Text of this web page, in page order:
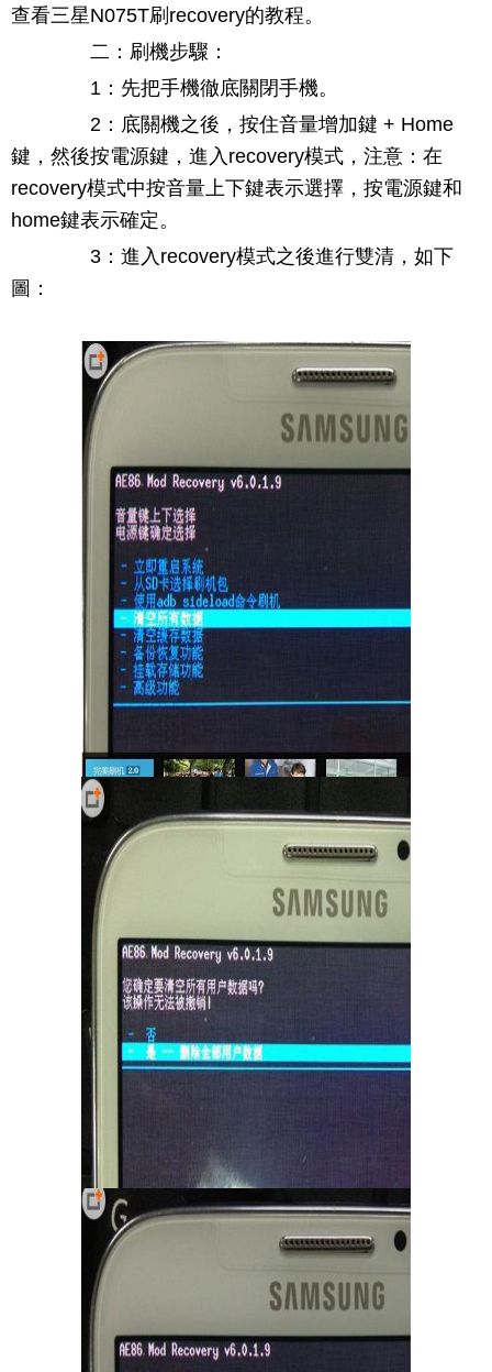
查看三星N075T刷recovery的教程。
二：刷機步驟：
1：先把手機徹底關閉手機。
2：底關機之後，按住音量增加鍵 + Home
鍵，然後按電源鍵，進入recovery模式，注意：在
recovery模式中按音量上下鍵表示選擇，按電源鍵和
home鍵表示確定。
3：進入recovery模式之後進行雙清，如下
圖：